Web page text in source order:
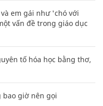
em gái như 'chó với
vấn đề trong giáo dục
tố hóa học bằng thơ,
bao giờ nên gọi